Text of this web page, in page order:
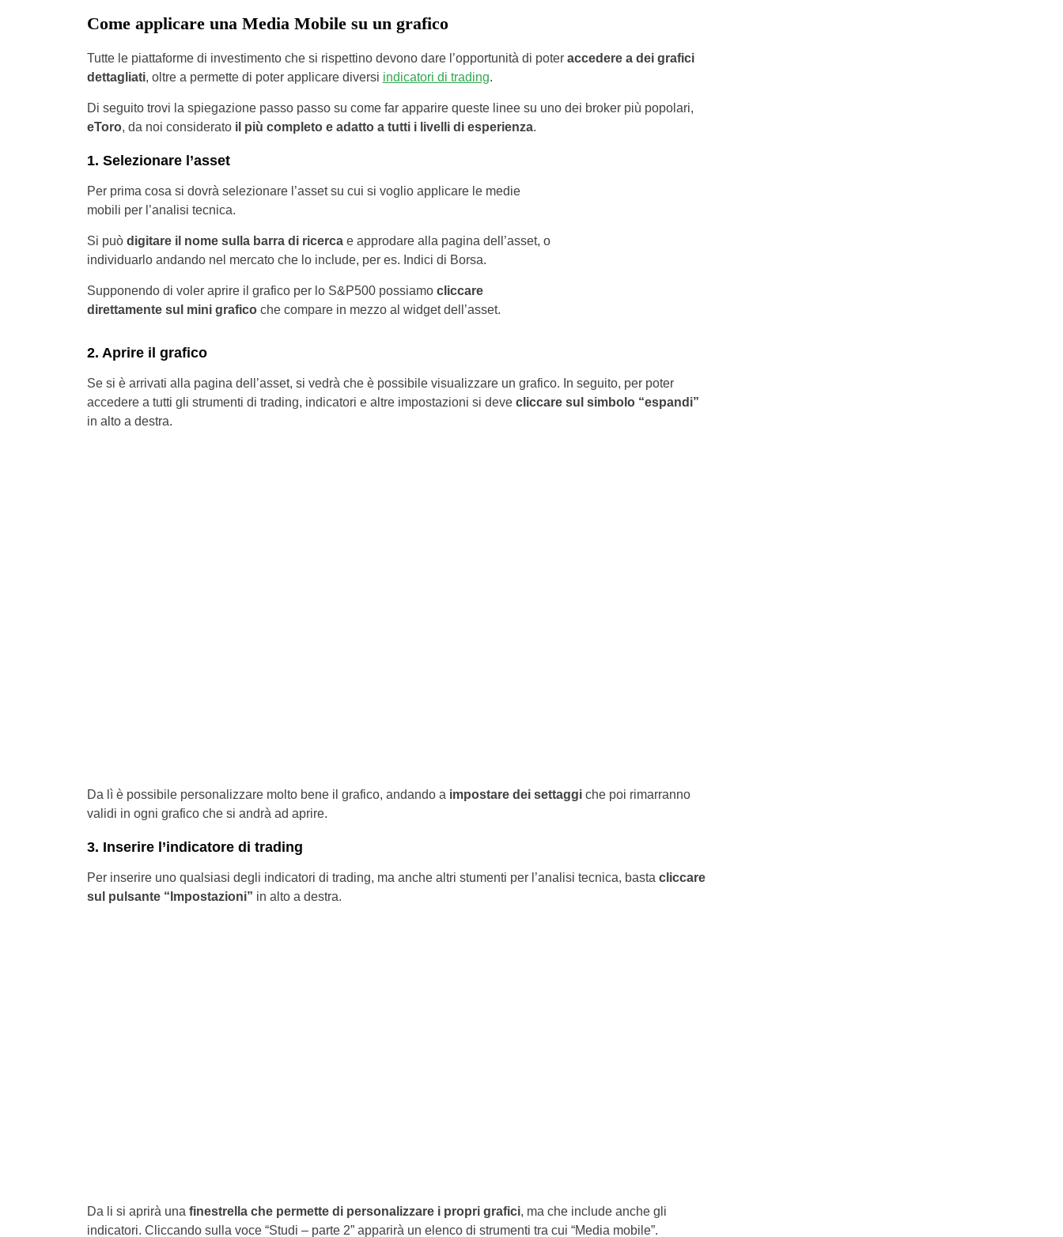
Come applicare una Media Mobile su un grafico
Tutte le piattaforme di investimento che si rispettino devono dare l’opportunità di poter accedere a dei grafici
dettagliati, oltre a permette di poter applicare diversi indicatori di trading.
Di seguito trovi la spiegazione passo passo su come far apparire queste linee su uno dei broker più popolari,
eToro, da noi considerato il più completo e adatto a tutti i livelli di esperienza.
1. Selezionare l’asset
Per prima cosa si dovrà selezionare l’asset su cui si voglio applicare le medie
mobili per l’analisi tecnica.
Si può digitare il nome sulla barra di ricercae approdare alla pagina dell’asset, o
individuarlo andando nel mercato che lo include, per es. Indici di Borsa.
Supponendo di voler aprire il grafico per lo S&P500 possiamo cliccare
direttamente sul mini graficoche compare in mezzo al widget dell’asset.
2. Aprire il grafico
Se si è arrivati alla pagina dell’asset, si vedrà che è possibile visualizzare un grafico. In seguito, per poter
accedere a tutti gli strumenti di trading, indicatori e altre impostazioni si deve cliccare sul simbolo “espandi”
in alto a destra.
Da lì è possibile personalizzare molto bene il grafico, andando a impostare dei settaggiche poi rimarranno
validi in ogni grafico che si andrà ad aprire.
3. Inserire l’indicatore di trading
Per inserire uno qualsiasi degli indicatori di trading, ma anche altri stumenti per l’analisi tecnica, basta cliccare
sul pulsante “Impostazioni” in alto a destra.
Da li si aprirà una finestrella che permette di personalizzare i propri grafici, ma che include anche gli
indicatori. Cliccando sulla voce “Studi – parte 2” apparirà un elenco di strumenti tra cui “Media mobile”.